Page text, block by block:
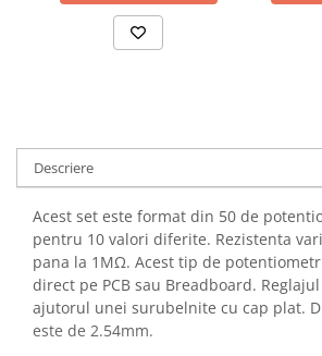
Contoare si Relee Electrice
Sigurante Automate
Dispozitive AFDD detectare defect
arc electric
Descarcatoare de Supratensiune
Contactoare
Blocuri de Distributie
Tablouri Electrice
Accesorii Tablouri Electrice
Descriere
Acest set este format din 50 de
pentru 10 valori diferite. Rezistenta
pana la 1MΩ. Acest tip de
direct pe PCB sau Breadboard.
ajutorul unei surubelnite cu cap plat.
este de 2.54mm.